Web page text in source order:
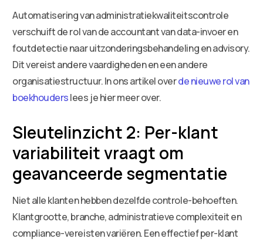
Automatisering van administratiekwaliteitscontrole
verschuift de rol van de accountant van data-invoer en
foutdetectie naar uitzonderingsbehandeling en advisory.
Dit vereist andere vaardigheden en een andere
organisatiestructuur. In ons artikel overde nieuwe rol van
boekhouderslees je hier meer over.
Sleutelinzicht 2: Per-klant
variabiliteit vraagt om
geavanceerde segmentatie
Niet alle klanten hebben dezelfde controle-behoeften.
Klantgrootte, branche, administratieve complexiteit en
compliance-vereisten variëren. Een effectief per-klant